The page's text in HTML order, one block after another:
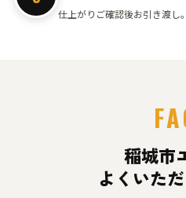
仕上がりご確認後お引き渡し
稲城市
よくいた